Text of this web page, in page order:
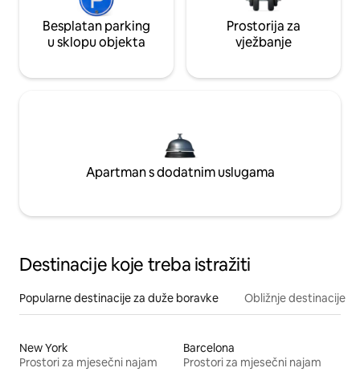
Besplatan parking
u sklopu objekta
Prostorija za
vježbanje
Apartman s dodatnim uslugama
Destinacije koje treba istražiti
Popularne destinacije za duže boravke Obližnje destinacije
New York
Prostori za mjesečni najam
Barcelona
Prostori za mjesečni najam